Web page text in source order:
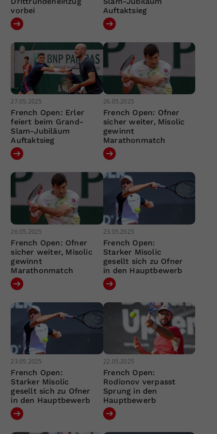
vorbei
Auftaktsieg
27.05.2025
French Open: Erler
feiert beim Grand-
Slam-Jubiläum
Auftaktsieg
26.05.2025
French Open: Ofner
sicher weiter, Misolic
gewinnt
Marathonmatch
26.05.2025
French Open: Ofner
sicher weiter, Misolic
gewinnt
Marathonmatch
23.05.2025
French Open:
Starker Misolic
gesellt sich zu Ofner
in den Hauptbewerb
23.05.2025
French Open:
Starker Misolic
gesellt sich zu Ofner
in den Hauptbewerb
22.05.2025
French Open:
Rodionov verpasst
Sprung in den
Hauptbewerb